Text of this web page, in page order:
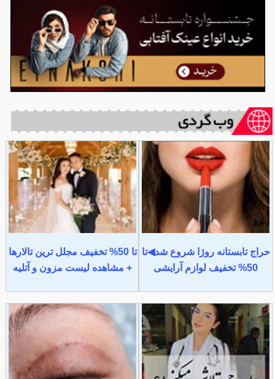
حراج تابستانه روژا شروع شد◀تا
50% تخفیف لوازم آرایشی
تا 50% تخفیف مجلل ترین تالارها
+ مشاهده لیست مزون و آتلیه